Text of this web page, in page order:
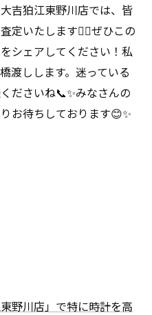
吉狛江東野川店では、皆
定いたします🕵️‍♂️ぜひこの
シェアしてください！私
渡しします。迷っている
ださいね📞✨みなさんの
お待ちしております😊✨
野川店」で特に時計を高